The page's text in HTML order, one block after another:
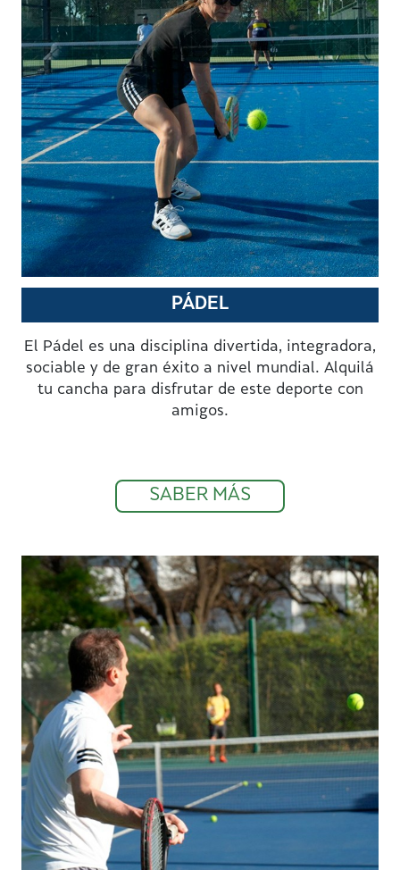
PÁDEL
El Pádel es una disciplina divertida, integradora,
sociable y de gran éxito a nivel mundial. Alquilá
tu cancha para disfrutar de este deporte con
amigos.
SABER MÁS